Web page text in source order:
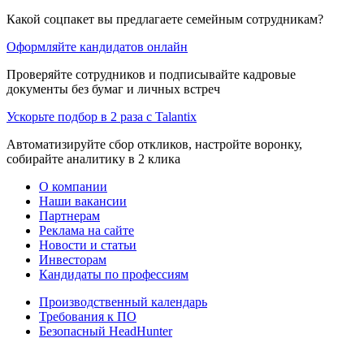
Какой соцпакет вы предлагаете семейным сотрудникам?
Оформляйте кандидатов онлайн
Проверяйте сотрудников и подписывайте кадровые
документы без бумаг и личных встреч
Ускорьте подбор в 2 раза с Talantix
Автоматизируйте сбор откликов, настройте воронку,
собирайте аналитику в 2 клика
О компании
Наши вакансии
Партнерам
Реклама на сайте
Новости и статьи
Инвесторам
Кандидаты по профессиям
Производственный календарь
Требования к ПО
Безопасный HeadHunter